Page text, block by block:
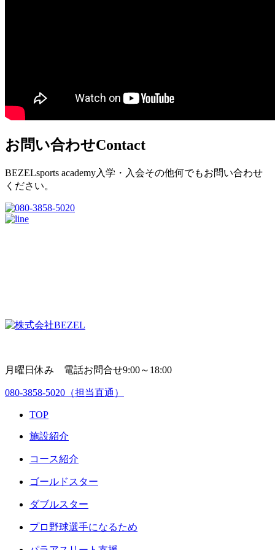
お問い合わせContact
BEZELsports academy入学・入会その他何でもお問い合わせ
ください。
月曜日休み 電話お問合せ9:00～18:00
080-3858-5020 （担当直通）
TOP
施設紹介
コース紹介
ゴールドスター
ダブルスター
プロ野球選手になるため